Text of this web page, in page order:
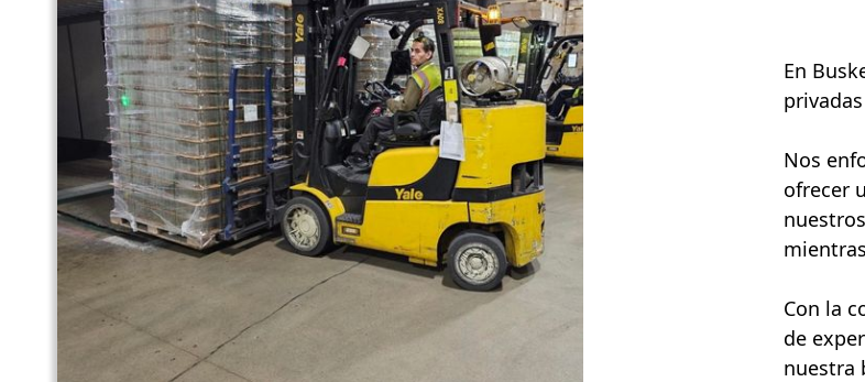
En
Nos
ofrecer
Con la
de
nuestra